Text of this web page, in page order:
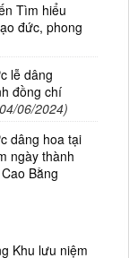
Tìm hiểu
đức, phong
lễ dâng
đồng chí
06/2024)
dâng hoa tại
ngày thành
Bằng
Khu lưu niệm